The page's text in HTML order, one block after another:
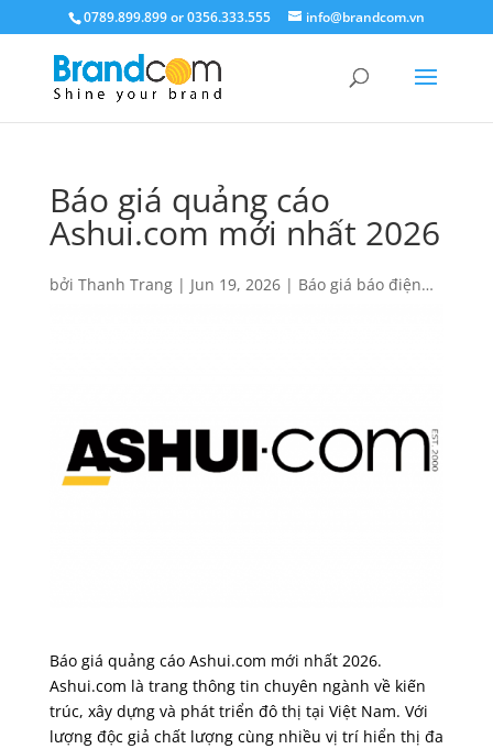
0789.899.899 or 0356.333.555 info@brandcom.vn
Báo giá quảng cáo
Ashui.com mới nhất 2026
bởi Thanh Trang| Jun 19, 2026| Báo giá báo điện
Báo giá quảng cáo Ashui.com mới nhất 2026.
Ashui.com là trang thông tin chuyên ngành về kiến
trúc, xây dựng và phát triển đô thị tại Việt Nam. Với
lượng độc giả chất lượng cùng nhiều vị trí hiển thị đa